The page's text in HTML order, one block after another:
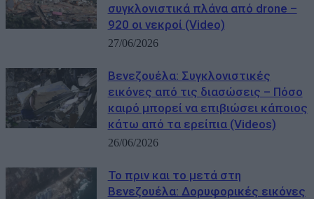
συγκλονιστικά πλάνα από drone –
920 οι νεκροί (Video)
27/06/2026
Βενεζουέλα: Συγκλονιστικές
εικόνες από τις διασώσεις – Πόσο
καιρό μπορεί να επιβιώσει κάποιος
κάτω από τα ερείπια (Videos)
26/06/2026
Το πριν και το μετά στη
Βενεζουέλα: Δορυφορικές εικόνες